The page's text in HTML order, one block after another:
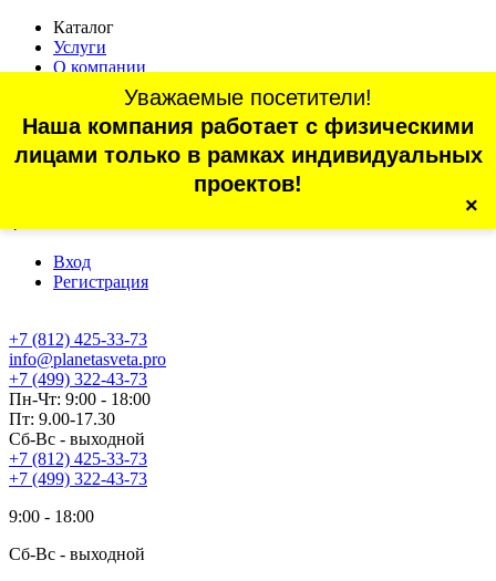
Каталог
Услуги
О компании
Статьи
Контакты
Отзывы
г. Санкт-Петербург, проспект Обуховской Обороны, 70, корп.
Вход
Регистрация
+7 (812) 425-33-73
Уважаемые посетители!
Наша компания работает с физическими
лицами только в рамках индивидуальных
проектов!
×
info@planetasveta.pro
+7 (499) 322-43-73
Пн-Чт: 9:00 - 18:00
Пт: 9.00-17.30
Сб-Вс - выходной
+7 (812) 425-33-73
+7 (499) 322-43-73
9:00 - 18:00
Сб-Вс - выходной